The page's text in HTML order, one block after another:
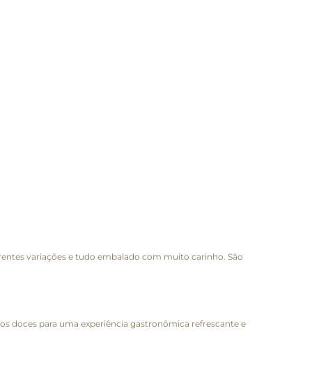
variações e tudo embalado com muito carinho. São
doces para uma experiência gastronômica refrescante e